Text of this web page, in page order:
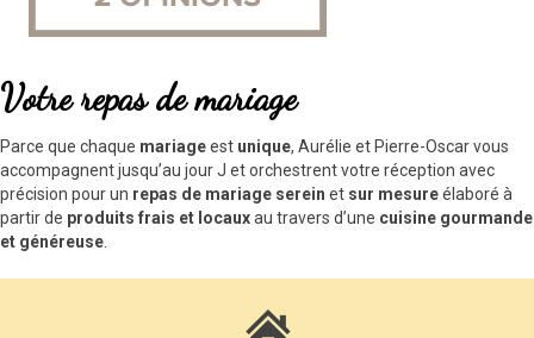
Votre repas de mariage
Parce que chaque mariageest unique, Aurélie et Pierre-Oscar vous
accompagnent jusqu’au jour J et orchestrent votre réception avec
précision pour un repas de mariage serein et sur mesureélaboré à
partir de produits frais et locauxau travers d’une cuisine gourmande
et généreuse